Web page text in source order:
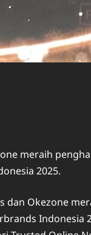
meraih
2025.
dan Okezone
Indonesia